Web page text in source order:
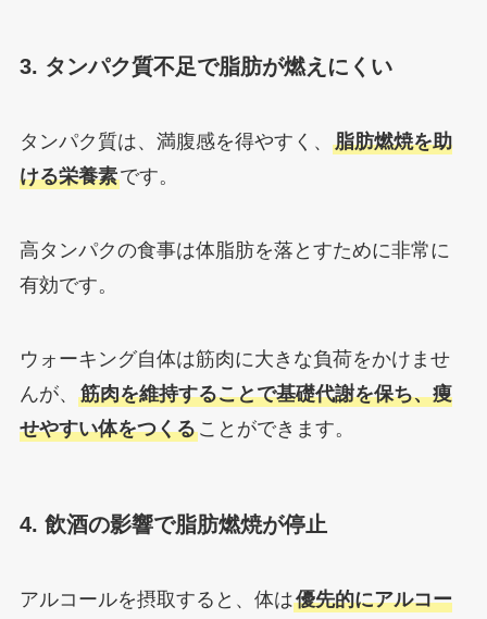
3. タンパク質不足で脂肪が燃えにくい
タンパク質は、満腹感を得やすく、 脂肪燃焼を助
ける栄養素です。
高タンパクの食事は体脂肪を落とすために非常に
有効です。
ウォーキング自体は筋肉に大きな負荷をかけませ
んが、 筋肉を維持することで基礎代謝を保ち、痩
せやすい体をつくることができます。
4. 飲酒の影響で脂肪燃焼が停止
アルコールを摂取すると、体は優先的にアルコー